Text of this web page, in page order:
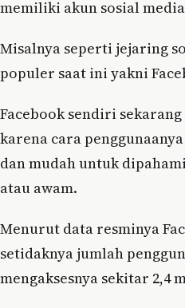
memiliki akun sosial
Misalnya seperti jejaring
populer saat ini yakni
Facebook sendiri
karena cara
dan mudah untuk
atau awam.
Menurut data resminya
setidaknya jumlah
mengaksesnya sekitar 2,4